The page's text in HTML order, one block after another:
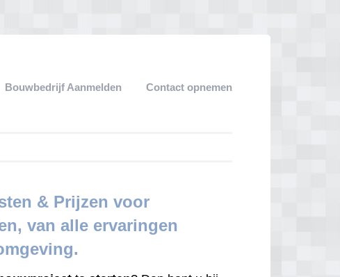
Bouwbedrijf Aanmelden Contact opnemen
& Prijzen voor
van alle ervaringen